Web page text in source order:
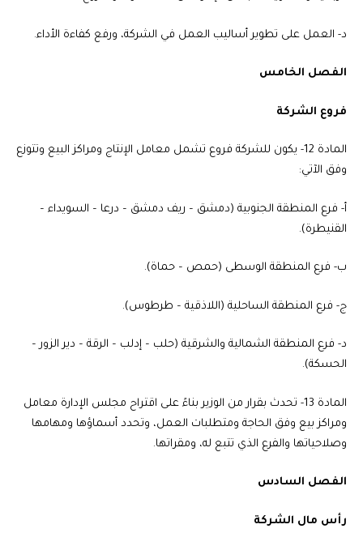
د‌- العمل على تطوير أساليب العمل في الشركة، ورفع كفاءة الأداء.
الفصل الخامس
فروع الشركة
المادة 12-
يكون للشركة فروع تشمل معامل الإنتاج ومراكز البيع وتتوزع
وفق الآتي:
أ‌- فرع المنطقة الجنوبية (دمشق – ريف دمشق – درعا – السويداء –
القنيطرة).
ب‌- فرع المنطقة الوسطى (حمص – حماة).
ج‌- فرع المنطقة الساحلية (اللاذقية – طرطوس).
د‌- فرع المنطقة الشمالية والشرقية (حلب – إدلب – الرقة – دير الزور –
الحسكة).
المادة 13-
تحدث بقرار من الوزير بناءً على اقتراح مجلس الإدارة معامل
ومراكز بيع وفق الحاجة ومتطلبات العمل، وتحدد أسماؤها ومهامها
وصلاحياتها والفرع الذي تتبع له، ومقراتها.
الفصل السادس
رأس مال الشركة